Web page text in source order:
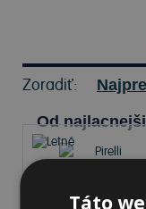
Zoradiť:
Od
Táto